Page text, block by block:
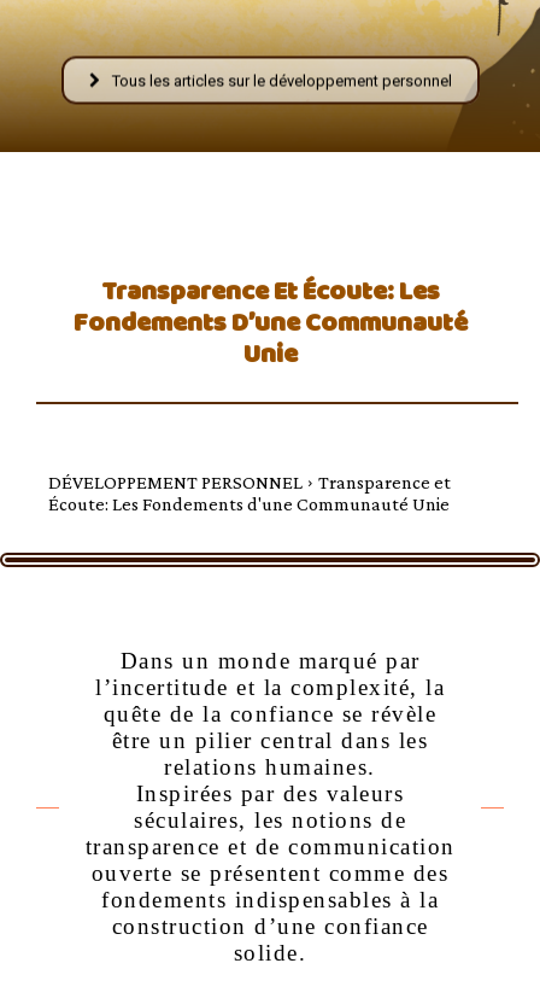
–
Tous les articles sur le développement personnel
Transparence Et Écoute: Les
Fondements D’une Communauté
Unie
DÉVELOPPEMENT PERSONNEL
Transparence et
Écoute: Les Fondements d'une Communauté Unie
Dans un monde marqué par
l’incertitude et la complexité, la
quête de la confiance se révèle
être un pilier central dans les
relations humaines.
Inspirées par des valeurs
séculaires, les notions de
transparence et de communication
ouverte se présentent comme des
fondements indispensables à la
construction d’une confiance
solide.